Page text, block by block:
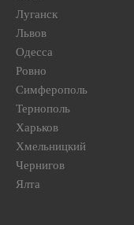
Луганск
Львов
Одесса
Ровно
Симферополь
Тернополь
Харьков
Хмельницкий
Чернигов
Ялта